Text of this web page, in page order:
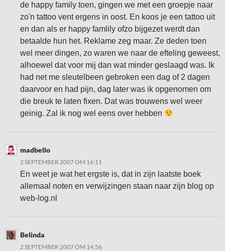
de happy family toen, gingen we met een groepje naar
zo'n tattoo vent ergens in oost. En koos je een tattoo uit
en dan als er happy famlily ofzo bijgezet werdt dan
betaalde hun het. Reklame zeg maar. Ze deden toen
wel meer dingen, zo waren we naar de efteling geweest,
alhoewel dat voor mij dan wat minder geslaagd was. Ik
had net me sleutelbeen gebroken een dag of 2 dagen
daarvoor en had pijn, dag later was ik opgenomen om
die breuk te laten fixen. Dat was trouwens wel weer
geinig. Zal ik nog wel eens over hebben
madbello
2 SEPTEMBER 2007 OM 16:11
En weet je wat het ergste is, dat in zijn laatste boek
allemaal noten en verwijzingen staan naar zijn blog op
web-log.nl
Belinda
2 SEPTEMBER 2007 OM 14:56